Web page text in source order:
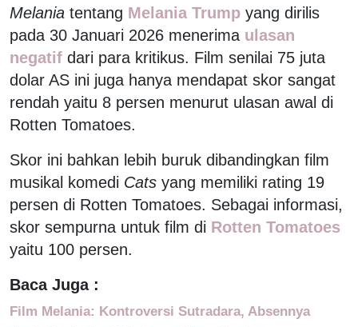
Melania tentang Melania Trump yang dirilis
pada 30 Januari 2026 menerima ulasan
negatif dari para kritikus. Film senilai 75 juta
dolar AS ini juga hanya mendapat skor sangat
rendah yaitu 8 persen menurut ulasan awal di
Rotten Tomatoes.
Skor ini bahkan lebih buruk dibandingkan film
musikal komedi Cats yang memiliki rating 19
persen di Rotten Tomatoes. Sebagai informasi,
skor sempurna untuk film di Rotten Tomatoes
yaitu 100 persen.
Baca Juga :
Film Melania: Kontroversi Sutradara, Absennya